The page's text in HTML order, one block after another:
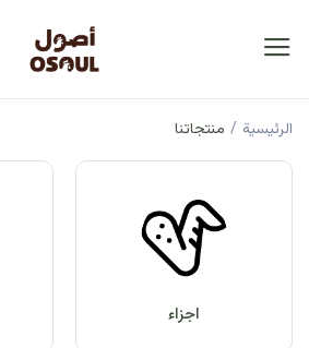
الرئيسية / منتجاتنا
اجزاء